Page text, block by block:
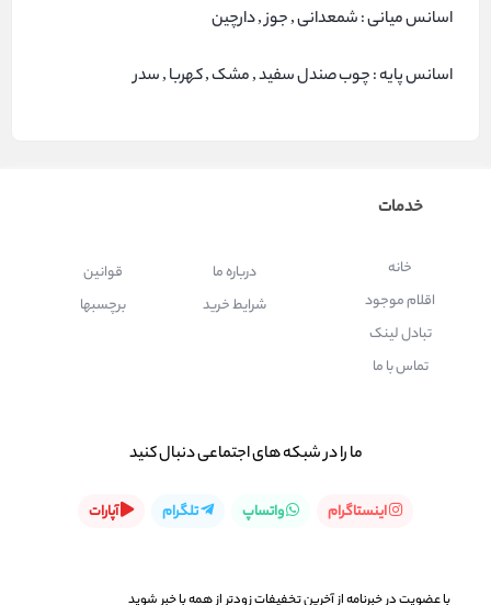
اسانس میانی : شمعدانی , جوز , دارچین
اسانس پایه : چوب صندل سفید , مشک , کهربا , سدر
خدمات
خانه
اقلام موجود
تبادل لینک
تماس با ما
درباره ما
شرایط خرید
قوانین
برچسبها
ما را در شبكه های اجتماعی دنبال کنید
اینستاگرام واتساپ تلگرام آپارات